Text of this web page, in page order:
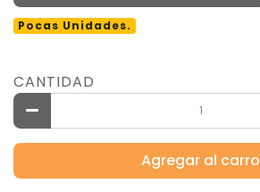
Pocas Unidades.
CANTIDAD
Agregar al carro